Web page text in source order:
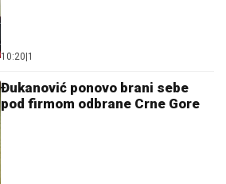
10:20 1
Đukanović ponovo brani sebe
pod firmom odbrane Crne Gore